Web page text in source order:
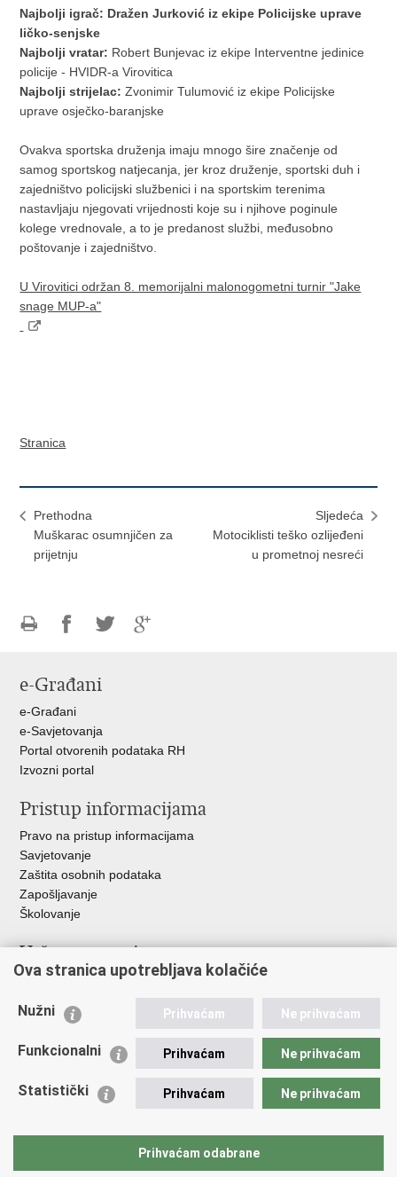
Najbolji igrač: Dražen Jurković iz ekipe Policijske uprave
ličko-senjske
Najbolji vratar: Robert Bunjevac iz ekipe Interventne jedinice
policije - HVIDR-a Virovitica
Najbolji strijelac: Zvonimir Tulumović iz ekipe Policijske
uprave osječko-baranjske
Ovakva sportska druženja imaju mnogo šire značenje od
samog sportskog natjecanja, jer kroz druženje, sportski duh i
zajedništvo policijski službenici i na sportskim terenima
nastavljaju njegovati vrijednosti koje su i njihove poginule
kolege vrednovale, a to je predanost službi, međusobno
poštovanje i zajedništvo.
U Virovitici održan 8. memorijalni malonogometni turnir "Jake
snage MUP-a"
Stranica
Prethodna
Muškarac osumnjičen za
prijetnju
Sljedeća
Motociklisti teško ozlijeđeni
u prometnoj nesreći
FacebookuTwitteru
e-Građani
e-Građani
e-Savjetovanja
Portal otvorenih podataka RH
Izvozni portal
Pristup informacijama
Pravo na pristup informacijama
Savjetovanje
Zaštita osobnih podataka
Zapošljavanje
Školovanje
Važne poveznice
Ministarstvo unutarnjih poslova
Udruge
Policijska akademija
Zaklada policijske solidarnosti
Vučetić"
Ova stranica upotrebljava kolačiće
Nužni Prihvaćam Ne prihvaćam
Funkcionalni Prihvaćam Ne prihvaćam
Statistički Prihvaćam Ne prihvaćam
Prihvaćam odabrane